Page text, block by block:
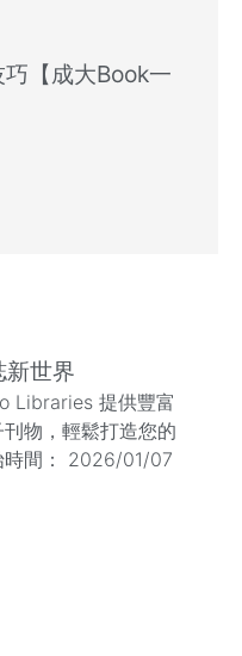
【成大Book一
世界
Libraries 提供豐富
物，輕鬆打造您的
時間： 2026/01/07